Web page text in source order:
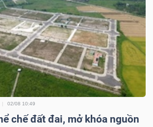
02/08 10:49
chế đất đai, mở khóa nguồn